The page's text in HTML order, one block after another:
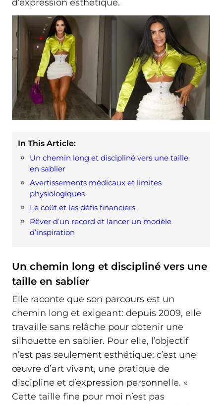
d’expression esthétique.
In This Article:
Un chemin long et discipliné vers une taille
en sablier
Avertissements médicaux et limites
physiologiques
Le coût et les défis financiers
Rêver d’un record et lancer un modèle
d’inspiration
Un chemin long et discipliné vers une
taille en sablier
Elle raconte que son parcours est un
chemin long et exigeant: depuis 2009, elle
travaille sans relâche pour obtenir une
silhouette en sablier. Pour elle, l’objectif
n’est pas seulement esthétique: c’est une
œuvre d’art vivant, une pratique de
discipline et d’expression personnelle. «
Cette taille fine pour moi n’est pas